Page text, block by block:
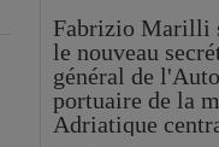
Fabrizio Marilli
le nouveau
général de
portuaire de la
Adriatique